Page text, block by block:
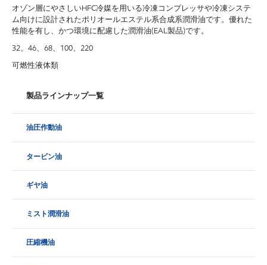
オゾン層にやさしいHFC冷媒を用いる冷凍コンプレッサや冷凍システ
ム向けに設計されたポリオールエステル系合成系潤滑油です。優れた
性能を有し、かつ環境に配慮した潤滑油(EAL製品)です。
32、46、68、100、220
可燃性液体類
製品ラインナップ一覧
油圧作動油
タービン油
ギヤ油
ミスト潤滑油
圧縮機油